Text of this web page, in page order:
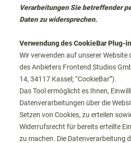
Verarbeitungen Sie betreffender
Daten zu widersprechen.
Verwendung des CookieBar Plug-
Wir verwenden auf unserer Website
des Anbieters Frontend Studios
14, 34117 Kassel; “CookieBar”).
Das Tool ermöglicht es Ihnen,
Datenverarbeitungen über die
Setzen von Cookies, zu erteilen
Widerrufsrecht für bereits erteilte
zu machen. Die Datenverarbeitung